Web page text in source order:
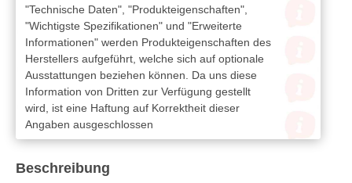
"Technische Daten", "Produkteigenschaften",
"Wichtigste Spezifikationen" und "Erweiterte
Informationen" werden Produkteigenschaften des
Herstellers aufgeführt, welche sich auf optionale
Ausstattungen beziehen können. Da uns diese
Information von Dritten zur Verfügung gestellt
wird, ist eine Haftung auf Korrektheit dieser
Angaben ausgeschlossen
Beschreibung